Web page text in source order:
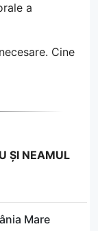
a
Cine
ȘI NEAMUL
Mare